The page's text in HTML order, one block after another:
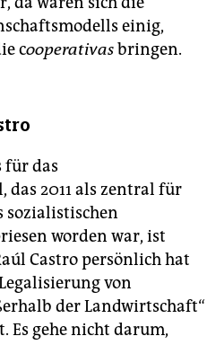
einig,
cooperativasbringen.
für das
das 2011 als zentral für
sozialistischen
worden war, ist
Castro persönlich hat
von
der Landwirtschaft“
Es gehe nicht darum,